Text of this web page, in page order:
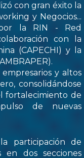
con gran éxito la
y Negocios...
por la RIN - Red
con la
(CAPECHI) y la
y altos
consolidándose
fortalecimiento de
de nuevas
participación de
en dos secciones